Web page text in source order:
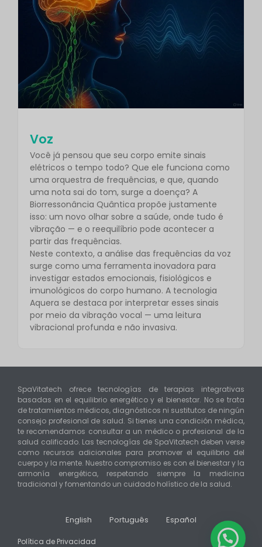
Voz
Você já pensou que seu corpo emite sinais
elétricos o tempo todo? Que ele funciona como
uma orquestra de frequências, e que, quando
uma nota sai do tom, surge a doença? A
Biorressonância Quântica propõe justamente
isso: um novo olhar sobre a saúde, onde tudo é
vibração — e o reequilíbrio pode acontecer a
partir das frequências.
Neste contexto, a análise das frequências da voz
surge como uma ferramenta inovadora para
investigar estados emocionais, fisiológicos e
imunológicos do corpo humano. A tecnologia
Aquera se destaca por interpretar esses sinais
por meio da vibração vocal — uma leitura
vibracional profunda e não invasiva.
SpaVitatech ofrece tecnologías de terapias integrativas
basadas en el equilibrio energético y el bienestar. No se trata
de tratamientos médicos, diagnósticos ni sustitutos de ningún
consejo profesional de salud. Si tienes una condición médica,
te recomendamos consultar a un médico o profesional de la
salud calificado. Las tecnologías de SpaVitatech deben verse
como recursos adicionales para promover el equilibrio del
cuerpo y la mente. Nuestro compromiso es con el bienestar y la
armonía energética, respetando siempre la medicina
tradicional y fomentando un cuidado holístico de la salud.
Política de Privacidad
English Português Español